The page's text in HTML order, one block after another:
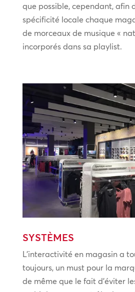
que possible, cependant, afin
spécificité locale chaque
de morceaux de musique «
incorporés dans sa playlist.
SYSTÈMES
L’interactivité en magasin a
toujours, un must pour la
de même que le fait d’éviter